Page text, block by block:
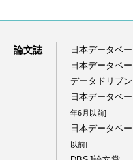
論文誌
日本データベ
日本データベ
データドリブ
日本データベ
年6月以前]
日本データベ
以前]